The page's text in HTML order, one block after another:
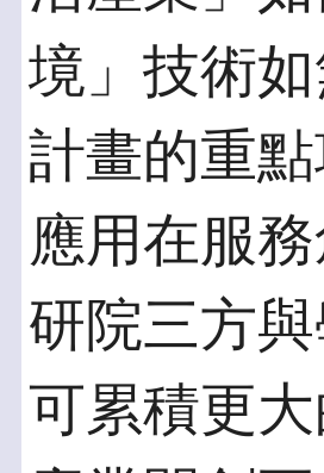
境」技術
計畫的重
應用在服
研院三方
可累積更